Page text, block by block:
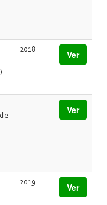
2018 Ver
Ver
2019 Ver